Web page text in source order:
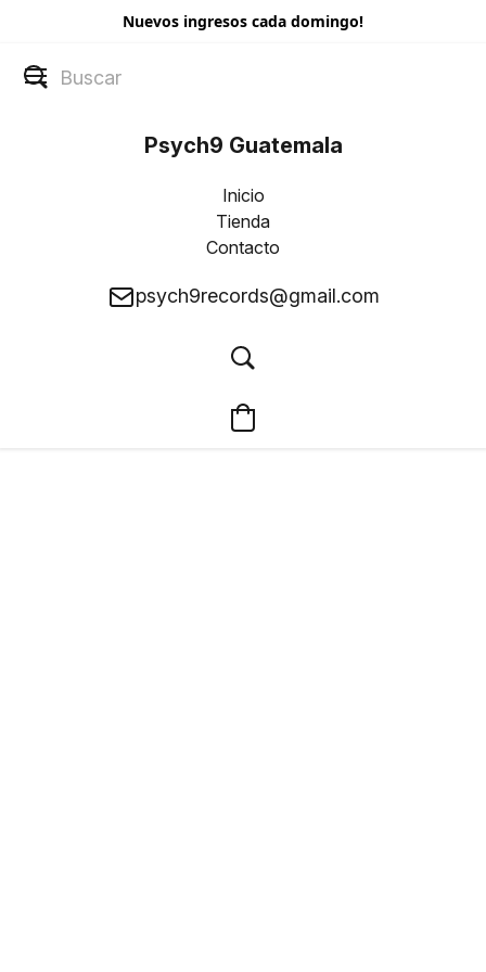
Nuevos ingresos cada domingo!
Psych9 Guatemala
Inicio
Tienda
Contacto
psych9records@gmail.com